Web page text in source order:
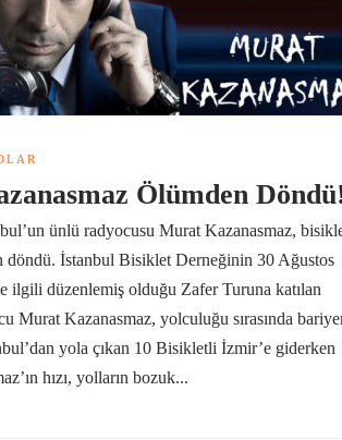
Ölümden
ünlü radyocusu Murat Kazanasmaz,
döndü. İstanbul Bisiklet Derneğinin 30 Ağustos
ilgili düzenlemiş olduğu Zafer Turuna katılan
Murat Kazanasmaz, yolculuğu sırasında
yola çıkan 10 Bisikletli İzmir’e giderken
hızı, yolların bozuk...